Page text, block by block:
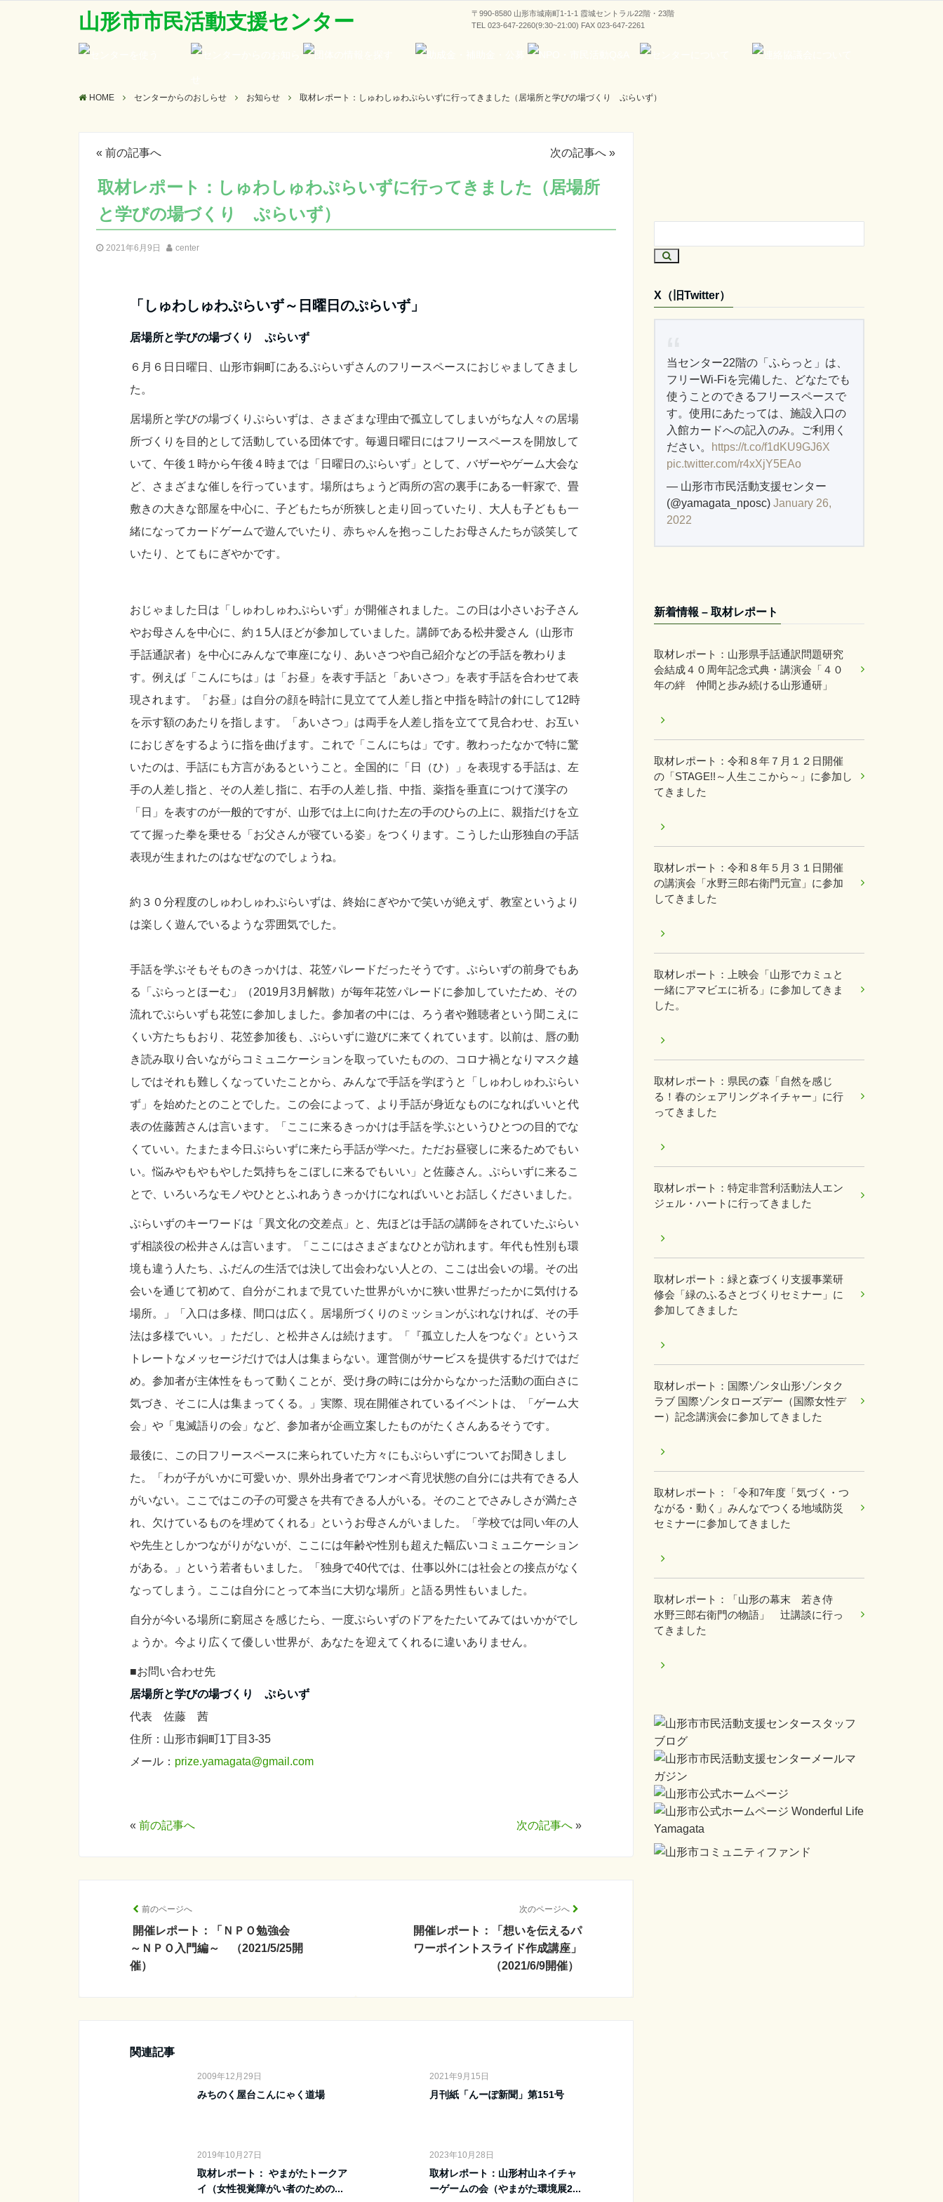
山形市市民活動支援センター
〒990-8580 山形市城南町1-1-1 霞城セントラル22階・23階
TEL 023-647-2260(9:30~21:00) FAX 023-647-2261
HOME センターからのおしらせ お知らせ 取材レポート：しゅわしゅわぷらいずに行ってきました（居場所と学びの場づくり ぷらいず）
« 前の記事へ 次の記事へ »
取材レポート：しゅわしゅわぷらいずに行ってきました（居場所
と学びの場づくり ぷらいず）
2021年6月9日 center
「しゅわしゅわぷらいず～日曜日のぷらいず」
居場所と学びの場づくり ぷらいず
６月６日日曜日、山形市銅町にあるぷらいずさんのフリースペースにおじゃましてきまし
た。
居場所と学びの場づくりぷらいずは、さまざまな理由で孤立してしまいがちな人々の居場
所づくりを目的として活動している団体です。毎週日曜日にはフリースペースを開放して
いて、午後１時から午後４時までは「日曜日のぷらいず」として、バザーやゲーム大会な
ど、さまざまな催しを行っています。場所はちょうど両所の宮の裏手にある一軒家で、畳
敷きの大きな部屋を中心に、子どもたちが所狭しと走り回っていたり、大人も子どもも一
緒になってカードゲームで遊んでいたり、赤ちゃんを抱っこしたお母さんたちが談笑して
いたり、とてもにぎやかです。
おじゃました日は「しゅわしゅわぷらいず」が開催されました。この日は小さいお子さん
やお母さんを中心に、約１5人ほどが参加していました。講師である松井愛さん（山形市
手話通訳者）を中心にみんなで車座になり、あいさつや自己紹介などの手話を教わりま
す。例えば「こんにちは」は「お昼」を表す手話と「あいさつ」を表す手話を合わせて表
現されます。「お昼」は自分の顔を時計に見立てて人差し指と中指を時計の針にして12時
を示す額のあたりを指します。「あいさつ」は両手を人差し指を立てて見合わせ、お互い
におじぎをするように指を曲げます。これで「こんにちは」です。教わったなかで特に驚
いたのは、手話にも方言があるということ。全国的に「日（ひ）」を表現する手話は、左
手の人差し指と、その人差し指に、右手の人差し指、中指、薬指を垂直につけて漢字の
「日」を表すのが一般的ですが、山形では上に向けた左の手のひらの上に、親指だけを立
てて握った拳を乗せる「お父さんが寝ている姿」をつくります。こうした山形独自の手話
表現が生まれたのはなぜなのでしょうね。
約３０分程度のしゅわしゅわぷらいずは、終始にぎやかで笑いが絶えず、教室というより
は楽しく遊んでいるような雰囲気でした。
手話を学ぶそもそものきっかけは、花笠パレードだったそうです。ぷらいずの前身でもあ
る「ぷらっとほーむ」（2019月3月解散）が毎年花笠パレードに参加していたため、その
流れでぷらいずも花笠に参加しました。参加者の中には、ろう者や難聴者という聞こえに
くい方たちもおり、花笠参加後も、ぷらいずに遊びに来てくれています。以前は、唇の動
き読み取り合いながらコミュニケーションを取っていたものの、コロナ禍となりマスク越
しではそれも難しくなっていたことから、みんなで手話を学ぼうと「しゅわしゅわぷらい
ず」を始めたとのことでした。この会によって、より手話が身近なものになればいいと代
表の佐藤茜さんは言います。「ここに来るきっかけは手話を学ぶというひとつの目的でな
くていい。たまたま今日ぷらいずに来たら手話が学べた。ただお昼寝しに来るためでもい
い。悩みやもやもやした気持ちをこぼしに来るでもいい」と佐藤さん。ぷらいずに来るこ
とで、いろいろなモノやひととふれあうきっかけになればいいとお話しくださいました。
ぷらいずのキーワードは「異文化の交差点」と、先ほどは手話の講師をされていたぷらい
ず相談役の松井さんは言います。「ここにはさまざまなひとが訪れます。年代も性別も環
境も違う人たち、ふだんの生活では決して出会わない人との、ここは出会いの場。その出
会いを通じて初めて、自分がこれまで見ていた世界がいかに狭い世界だったかに気付ける
場所。」「入口は多様、間口は広く。居場所づくりのミッションがぶれなければ、その手
法は多様でいい。」ただし、と松井さんは続けます。「『孤立した人をつなぐ』というス
トレートなメッセージだけでは人は集まらない。運営側がサービスを提供するだけではだ
め。参加者が主体性をもって動くことが、受け身の時には分からなかった活動の面白さに
気づき、そこに人は集まってくる。」実際、現在開催されているイベントは、「ゲーム大
会」や「鬼滅語りの会」など、参加者が企画立案したものがたくさんあるそうです。
最後に、この日フリースペースに来られていた方々にもぷらいずについてお聞きしまし
た。「わが子がいかに可愛いか、県外出身者でワンオペ育児状態の自分には共有できる人
がいない。ここではこの子の可愛さを共有できる人がいる。そのことでさみしさが満たさ
れ、欠けているものを埋めてくれる」というお母さんがいました。「学校では同い年の人
や先生としかつながりがないが、ここには年齢や性別も超えた幅広いコミュニケーション
がある。」という若者もいました。「独身で40代では、仕事以外には社会との接点がなく
なってしまう。ここは自分にとって本当に大切な場所」と語る男性もいました。
自分が今いる場所に窮屈さを感じたら、一度ぷらいずのドアをたたいてみてはいかがでし
ょうか。今より広くて優しい世界が、あなたを迎えてくれるに違いありません。
■お問い合わせ先
居場所と学びの場づくり ぷらいず
代表 佐藤 茜
住所：山形市銅町1丁目3-35
メール： prize.yamagata@gmail.com
« 前の記事へ 次の記事へ »
前のページへ
開催レポート：「ＮＰＯ勉強会
～ＮＰＯ入門編～ （2021/5/25開
催）
次のページへ
開催レポート：「想いを伝えるパ
ワーポイントスライド作成講座」
（2021/6/9開催）
関連記事
2009年12月29日
みちのく屋台こんにゃく道場
2021年9月15日
月刊紙「んーぽ新聞」第151号
2019年10月27日
取材レポート： やまがたトークア
イ（女性視覚障がい者のための...
2023年10月28日
取材レポート：山形村山ネイチャ
ーゲームの会（やまがた環境展2...
X（旧Twitter）
当センター22階の「ふらっと」は、
フリーWi-Fiを完備した、どなたでも
使うことのできるフリースペースで
す。使用にあたっては、施設入口の
入館カードへの記入のみ。ご利用く
ださい。
https://t.co/f1dKU9GJ6X
pic.twitter.com/r4xXjY5EAo
— 山形市市民活動支援センター
(@yamagata_nposc) January 26,
2022
新着情報 – 取材レポート
取材レポート：山形県手話通訳問題研究
会結成４０周年記念式典・講演会「４０
年の絆 仲間と歩み続ける山形通研」
取材レポート：令和８年７月１２日開催
の「STAGE!!～人生ここから～」に参加し
てきました
取材レポート：令和８年５月３１日開催
の講演会「水野三郎右衛門元宣」に参加
してきました
取材レポート：上映会「山形でカミュと
一緒にアマビエに祈る」に参加してきま
した。
取材レポート：県民の森「自然を感じ
る！春のシェアリングネイチャー」に行
ってきました
取材レポート：特定非営利活動法人エン
ジェル・ハートに行ってきました
取材レポート：緑と森づくり支援事業研
修会「緑のふるさとづくりセミナー」に
参加してきました
取材レポート：国際ゾンタ山形ゾンタク
ラブ 国際ゾンタローズデー（国際女性デ
ー）記念講演会に参加してきました
取材レポート：「令和7年度「気づく・つ
ながる・動く」みんなでつくる地域防災
セミナーに参加してきました
取材レポート：「山形の幕末 若き侍
水野三郎右衛門の物語」 辻講談に行っ
てきました